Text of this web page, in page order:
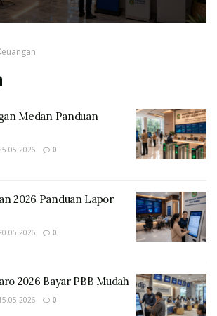
Medan Panduan
0
2026 Panduan Lapor
0
2026 Bayar PBB Mudah
0